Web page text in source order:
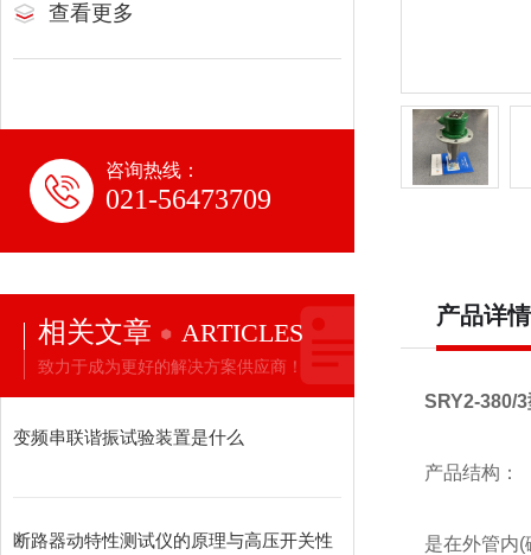
查看更多
咨询热线：
021-56473709
相关文章 ARTICLES
致力于成为更好的解决方案供应商！
变频串联谐振试验装置是什么
断路器动特性测试仪的原理与高压开关性
产品详情
SRY2-380/
产品结构：
是在外管内